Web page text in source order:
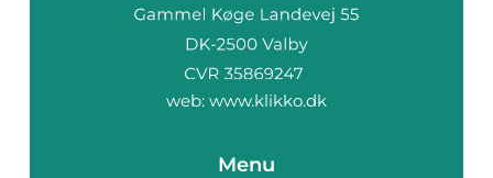
web: www.klikko.dk
Menu